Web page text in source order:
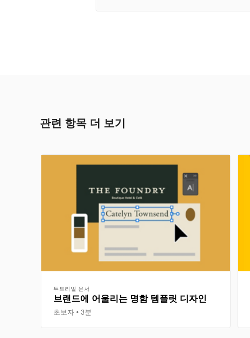
관련 항목 더 보기
튜토리얼 문서
브랜드에 어울리는 명함 템플릿 디자인
초보자 3분